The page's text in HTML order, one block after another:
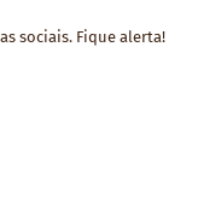
sociais. Fique alerta!